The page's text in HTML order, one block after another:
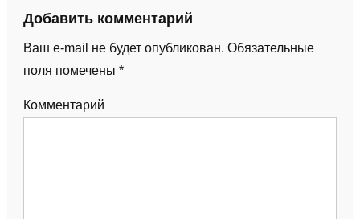
Добавить комментарий
Ваш e-mail не будет опубликован. Обязательные
поля помечены *
Комментарий